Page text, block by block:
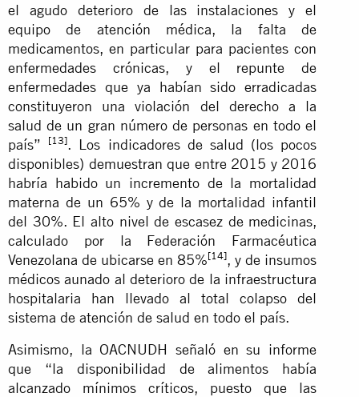
el agudo deterioro de las instalaciones y el
equipo de atención médica, la falta de
medicamentos, en particular para pacientes con
enfermedades crónicas, y el repunte de
enfermedades que ya habían sido erradicadas
constituyeron una violación del derecho a la
salud de un gran número de personas en todo el
país”
[13]. Los indicadores de salud (los pocos
disponibles) demuestran que entre 2015 y 2016
habría habido un incremento de la mortalidad
materna de un 65% y de la mortalidad infantil
del 30%. El alto nivel de escasez de medicinas,
calculado por la Federación Farmacéutica
Venezolana de ubicarse en 85%[14], y de insumos
médicos aunado al deterioro de la infraestructura
hospitalaria han llevado al total colapso del
sistema de atención de salud en todo el país.
Asimismo, la OACNUDH señaló en su informe
que “la disponibilidad de alimentos había
alcanzado mínimos críticos, puesto que las